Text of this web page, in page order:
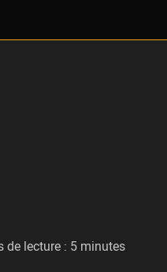
de lecture : 5 minutes